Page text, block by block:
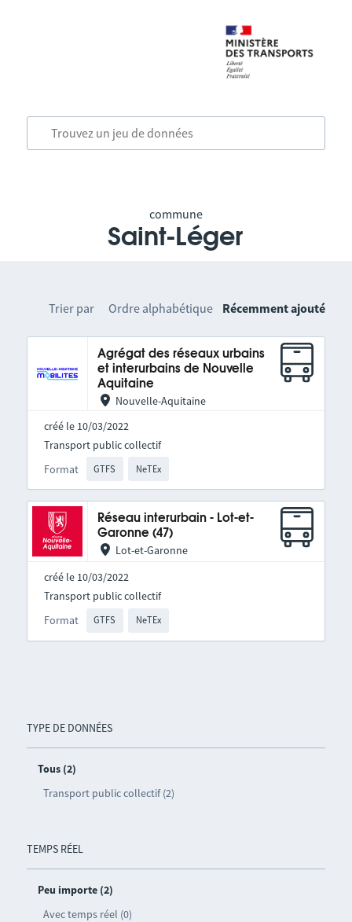
commune
Saint-Léger
TYPE DE DONNÉES
Tous (2)
Transport public collectif (2)
TEMPS RÉEL
Peu importe (2)
Avec temps réel (0)
Trier par Ordre alphabétique Récemment ajouté
Agrégat des réseaux urbains
et interurbains de Nouvelle
Aquitaine
Nouvelle-Aquitaine
créé le 10/03/2022
Format GTFS NeTEx
Transport public collectif
Réseau interurbain - Lot-et-
Garonne (47)
Lot-et-Garonne
créé le 10/03/2022
Format GTFS NeTEx
Transport public collectif